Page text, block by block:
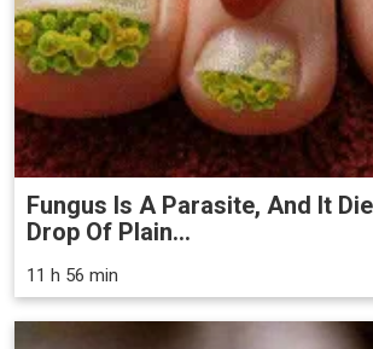
Fungus Is A Parasite, And It
Drop Of Plain...
11 h 56 min